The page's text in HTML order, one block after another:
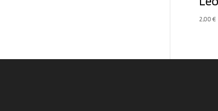
2,00€